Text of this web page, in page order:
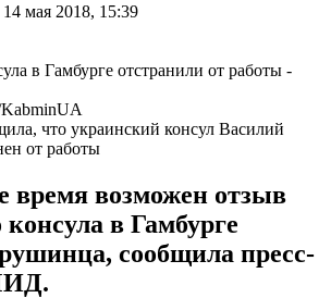
мая 2018, 15:39
что украинский консул Василий
от работы
время возможен отзыв
в Гамбурге
сообщила пресс-